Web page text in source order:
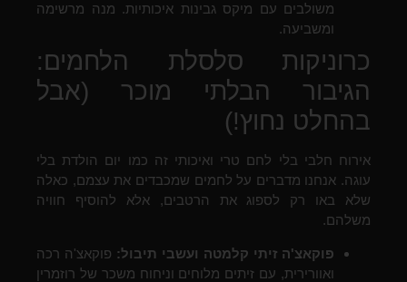
משולבים עם מיקס גבינות איכותיות. מנה מרשימה
ומשביעה.
כרוניקות סלסלת הלחמים:
הגיבור הבלתי מוכר (אבל
בהחלט נחוץ!)
אירוח חלבי בלי לחם טרי ואיכותי זה כמו יום הולדת בלי
עוגה. אנחנו מדברים על לחמים שמכבדים את עצמם, כאלה
שלא באו רק לספוג את הרטבים, אלא להוסיף חוויה
משלהם.
פוקאצ'ה זיתי קלמטה ועשבי תיבול: פוקאצ'ה רכה
ואוורירית, עם זיתים מלוחים וניחוח משכר של רוזמרין